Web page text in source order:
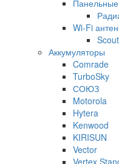
Wi-Fi
Scout
Аккумуляторы
Comrade
TurboSky
СОЮЗ
Motorola
Hytera
Kenwood
KIRISUN
Vector
Vertex